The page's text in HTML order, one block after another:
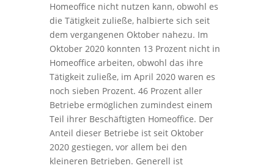
Homeoffice nicht nutzen kann, obwohl es
die Tätigkeit zuließe, halbierte sich seit
dem vergangenen Oktober nahezu. Im
Oktober 2020 konnten 13 Prozent nicht in
Homeoffice arbeiten, obwohl das ihre
Tätigkeit zuließe, im April 2020 waren es
noch sieben Prozent. 46 Prozent aller
Betriebe ermöglichen zumindest einem
Teil ihrer Beschäftigten Homeoffice. Der
Anteil dieser Betriebe ist seit Oktober
2020 gestiegen, vor allem bei den
kleineren Betrieben. Generell ist